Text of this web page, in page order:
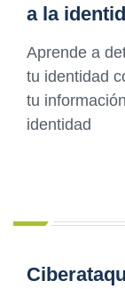
a la
Aprende a
tu identidad
tu
identidad